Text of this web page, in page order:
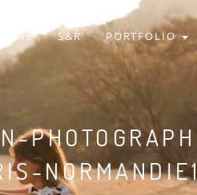
HOME S&R PORTFOLIO